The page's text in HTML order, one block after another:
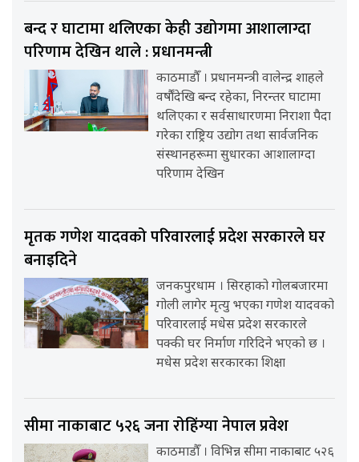
बन्द र घाटामा थलिएका केही उद्योगमा आशालाग्दा
परिणाम देखिन थाले : प्रधानमन्त्री
काठमाडौँ । प्रधानमन्त्री वालेन्द्र शाहले
वर्षौंदेखि बन्द रहेका, निरन्तर घाटामा
थलिएका र सर्वसाधारणमा निराशा पैदा
गरेका राष्ट्रिय उद्योग तथा सार्वजनिक
संस्थानहरूमा सुधारका आशालाग्दा
परिणाम देखिन
मृतक गणेश यादवको परिवारलाई प्रदेश सरकारले घर
बनाइदिने
जनकपुरधाम । सिरहाको गोलबजारमा
गोली लागेर मृत्यु भएका गणेश यादवको
परिवारलाई मधेस प्रदेश सरकारले
पक्की घर निर्माण गरिदिने भएको छ ।
मधेस प्रदेश सरकारका शिक्षा
सीमा नाकाबाट ५२६ जना रोहिंग्या नेपाल प्रवेश
काठमाडौँ । विभिन्न सीमा नाकाबाट ५२६